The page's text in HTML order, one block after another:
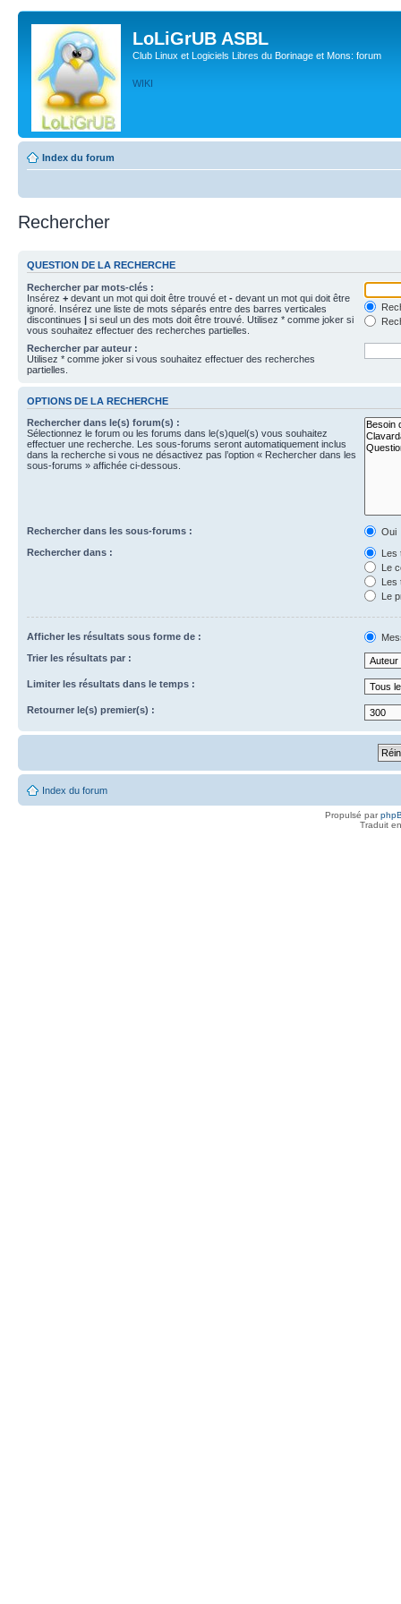
LoLiGrUB ASBL
Club Linux et Logiciels Libres du Borinage et Mons: forum
WIKI
Index du forum
Rechercher
QUESTION DE LA RECHERCHE
Rechercher par mots-clés :
Insérez + devant un mot qui doit être trouvé et - devant un mot qui doit être
ignoré. Insérez une liste de mots séparés entre des barres verticales
discontinues | si seul un des mots doit être trouvé. Utilisez * comme joker si
vous souhaitez effectuer des recherches partielles.
Rechercher par auteur :
Utilisez * comme joker si vous souhaitez effectuer des recherches
partielles.
OPTIONS DE LA RECHERCHE
Rechercher dans le(s) forum(s) :
Sélectionnez le forum ou les forums dans le(s)quel(s) vous souhaitez
effectuer une recherche. Les sous-forums seront automatiquement inclus
dans la recherche si vous ne désactivez pas l’option « Rechercher dans les
sous-forums » affichée ci-dessous.
Rechercher dans les sous-forums :
Oui
Rechercher dans :
Les
Le
Les
Le
Afficher les résultats sous forme de :
Trier les résultats par :
Limiter les résultats dans le temps :
Retourner le(s) premier(s) :
Index du forum
Propulsé par
Traduit